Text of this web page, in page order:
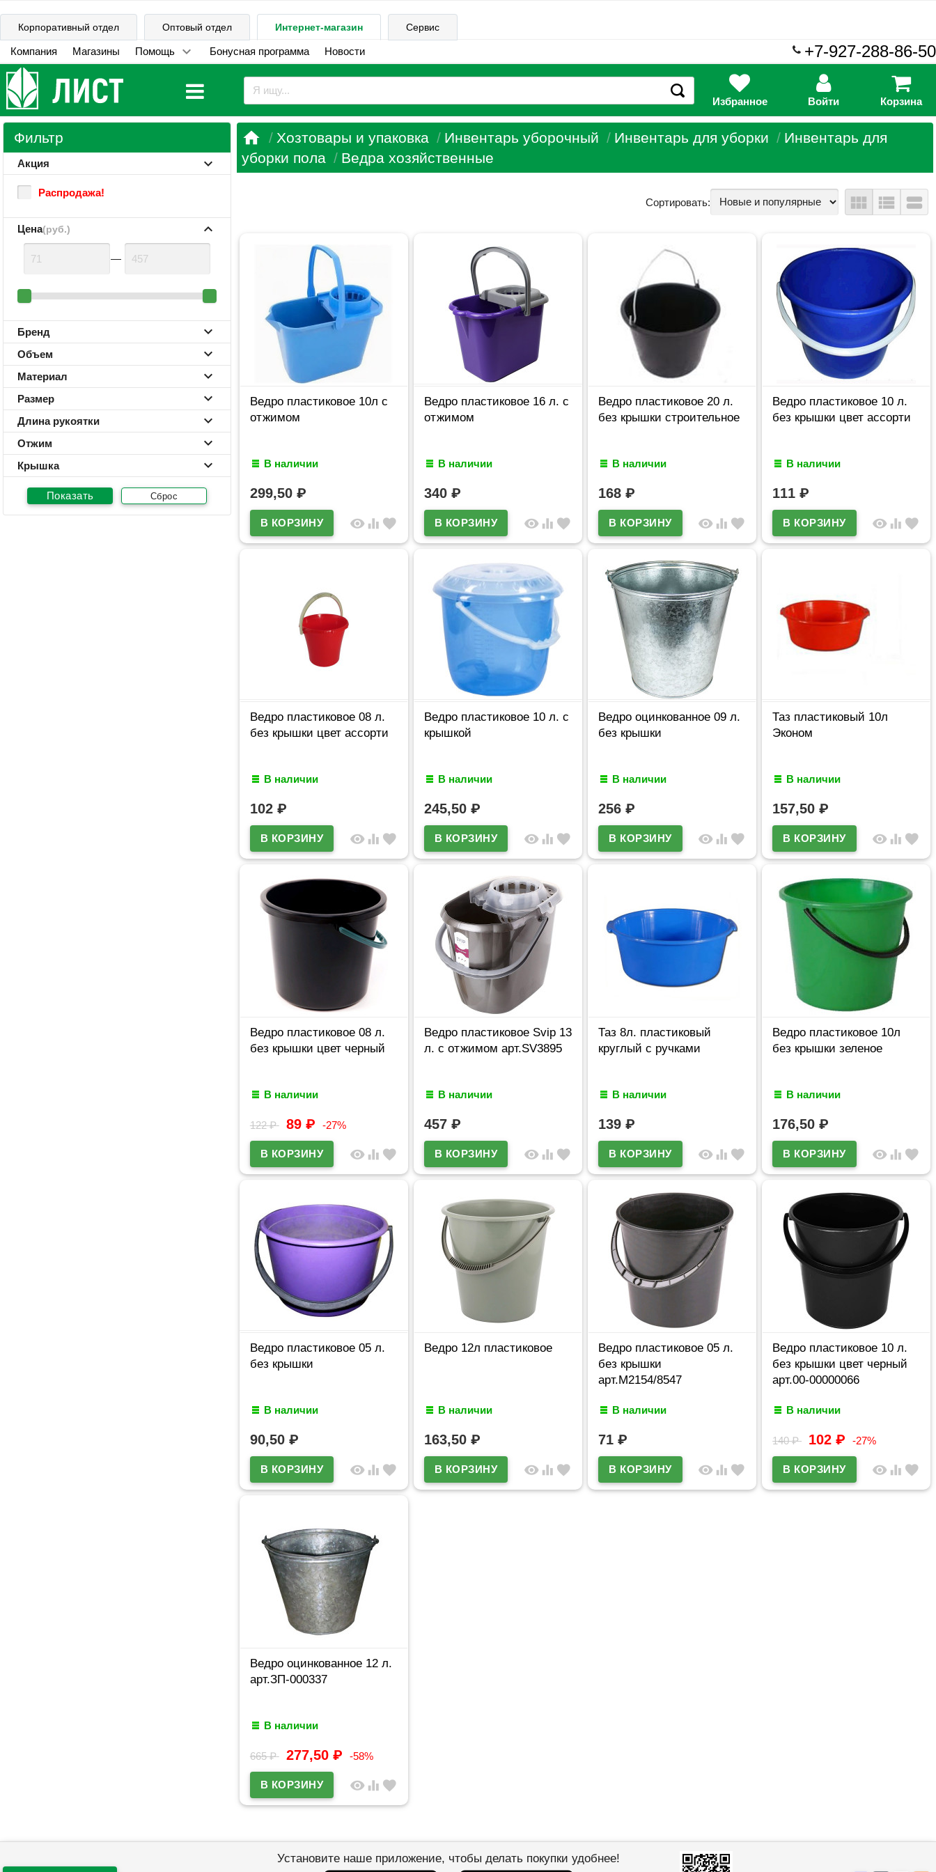
Корпоративный отдел Оптовый отдел Интернет-магазин Сервис
Компания Магазины Помощь Бонусная программа Новости +7-927-288-86-50
Избранное Войти Корзина
Фильтр
Акция
Распродажа!
Цена(руб.)
—
Бренд
Объем
Материал
Размер
Длина рукоятки
Отжим
Крышка
Сброс
 Хозтовары и упаковка Инвентарь уборочный Инвентарь для уборки
Инвентарь для
уборки пола
Ведра хозяйственные
Сортировать: view_module view_list view_stream
Ведро пластиковое 10л с
отжимом
В наличии
299,50 ₽
visibility equalizer favorite
Ведро пластиковое 16 л. с
отжимом
В наличии
340 ₽
visibility equalizer favorite
Ведро пластиковое 20 л.
без крышки строительное
В наличии
168 ₽
visibility equalizer favorite
Ведро пластиковое 10 л.
без крышки цвет ассорти
В наличии
111₽
visibility equalizer favorite
Ведро пластиковое 08 л.
без крышки цвет ассорти
В наличии
102 ₽
visibility equalizer favorite
Ведро пластиковое 10 л. с
крышкой
В наличии
245,50 ₽
visibility equalizer favorite
Ведро оцинкованное 09 л.
без крышки
В наличии
256 ₽
visibility equalizer favorite
Таз пластиковый 10л
Эконом
В наличии
157,50₽
visibility equalizer favorite
Ведро пластиковое 08 л.
без крышки цвет черный
В наличии
122₽ 89 ₽ -27%
visibility equalizer favorite
Ведро пластиковое Svip 13
л. с отжимом арт.SV3895
В наличии
457 ₽
visibility equalizer favorite
Таз 8л. пластиковый
круглый с ручками
В наличии
139 ₽
visibility equalizer favorite
Ведро пластиковое 10л
без крышки зеленое
В наличии
176,50₽
visibility equalizer favorite
Ведро пластиковое 05 л.
без крышки
В наличии
90,50 ₽
visibility equalizer favorite
Ведро 12л пластиковое
В наличии
163,50 ₽
visibility equalizer favorite
Ведро пластиковое 05 л.
без крышки
арт.М2154/8547
В наличии
71 ₽
visibility equalizer favorite
Ведро пластиковое 10 л.
без крышки цвет черный
арт.00-00000066
В наличии
140₽ 102₽ -27%
visibility equalizer favorite
Ведро оцинкованное 12 л.
арт.ЗП-000337
В наличии
665₽ 277,50 ₽ -58%
visibility equalizer favorite
Установите наше приложение, чтобы делать покупки удобнее!